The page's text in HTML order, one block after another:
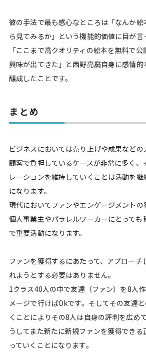
彼の手法で最も感心なところは「なんか
ら見てみるか」という機能的価値に目が
「ここまで高クオリティの絵本を無料で
興味が出てきた」と西野亮廣自身に感情
醸成したことです。
まとめ
ビジネスにおいては売り上げや成果など
顧客で負担しているケースが非常に多く、
レーションを維持していくことは活動を
になります。
現代においてファンやエンゲージメントの
個人事業主やパラレルワーカーにとっても
で重要活動になります。
ファンを獲得するにあたって、アプローチ
れようとする必要はありません。
1クラス40人の中で友達（ファン）を8人
メージで行けばOkです。そしてその友達
くことによりその8人は自身の評判を広め
うしてまた新たに新規ファンを獲得できる
っていくことになります。